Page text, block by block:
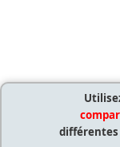
différentes